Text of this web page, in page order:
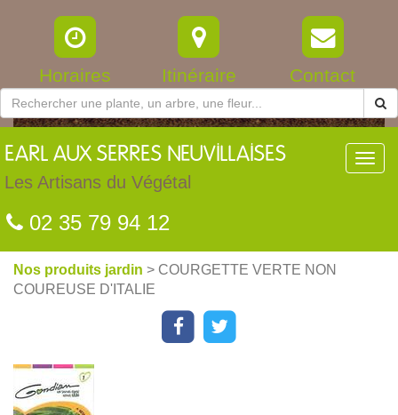
Horaires Itinéraire Contact
EARL AUX SERRES NEUVILLAISES
Les Artisans du Végétal
02 35 79 94 12
Nos produits jardin > COURGETTE VERTE NON
COUREUSE D'ITALIE